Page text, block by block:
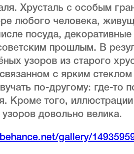
Хрусталь с особым
любого человека,
посуда,
прошлым. В
узоров из старого
с ярким
по-другому: где-то
Кроме того, иллюстрации
довольно велика.
gallery/